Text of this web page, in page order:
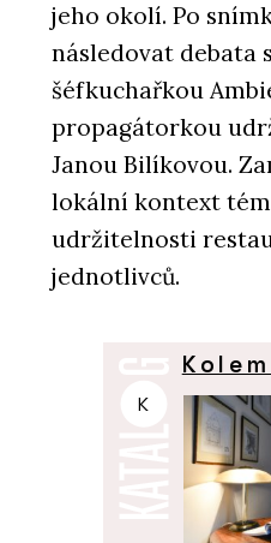
jeho okolí. Po
následovat debata
šéfkuchařkou
propagátorkou
Janou Bilíkovou.
lokální kontext
udržitelnosti
jednotlivců.
K